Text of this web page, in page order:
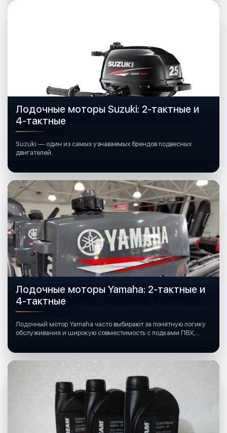
Лодочные моторы Suzuki: 2-тактные и
4-тактные
Suzuki — один из самых узнаваемых брендов подвесных
двигателей.
Лодочные моторы Yamaha: 2-тактные и
4-тактные
Лодочный мотор Yamaha часто выбирают за понятную логику
обслуживания и широкую совместимость с лодками ПВХ,